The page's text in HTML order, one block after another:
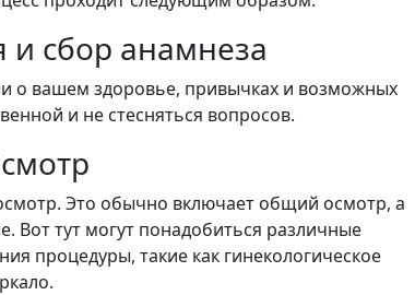
и сбор анамнеза
о вашем здоровье, привычках и возможных
и не стесняться вопросов.
Это обычно включает общий осмотр, а
Вот тут могут понадобиться различные
процедуры, такие как гинекологическое